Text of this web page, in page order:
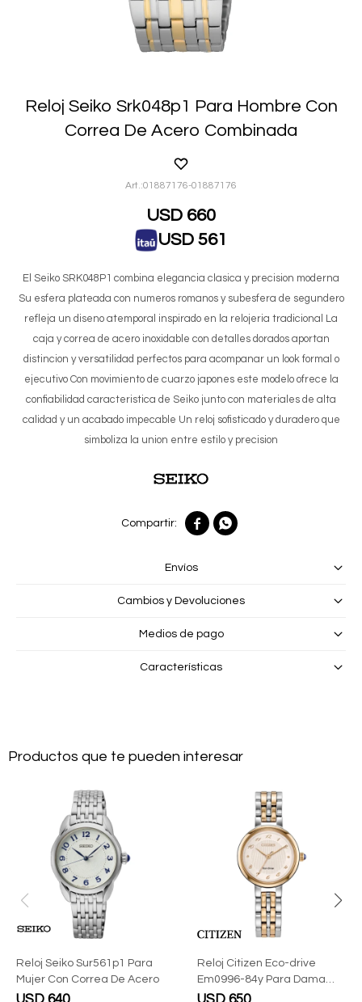
Reloj Seiko Srk048p1 Para Hombre Con
Correa De Acero Combinada
01887176-01887176
USD 660
USD 561
El Seiko SRK048P1 combina elegancia clasica y precision moderna
Su esfera plateada con numeros romanos y subesfera de segundero
refleja un diseno atemporal inspirado en la relojeria tradicional La
caja y correa de acero inoxidable con detalles dorados aportan
distincion y versatilidad perfectos para acompanar un look formal o
ejecutivo Con movimiento de cuarzo japones este modelo ofrece la
confiabilidad caracteristica de Seiko junto con materiales de alta
calidad y un acabado impecable Un reloj sofisticado y duradero que
simboliza la union entre estilo y precision
 
Envíos
Cambios y Devoluciones
Medios de pago
Características
Productos que te pueden interesar
Reloj Seiko Sur561p1 Para
Mujer Con Correa De Acero
Reloj Citizen Eco-drive
Em0996-84y Para Dama
Con Correa De Acero